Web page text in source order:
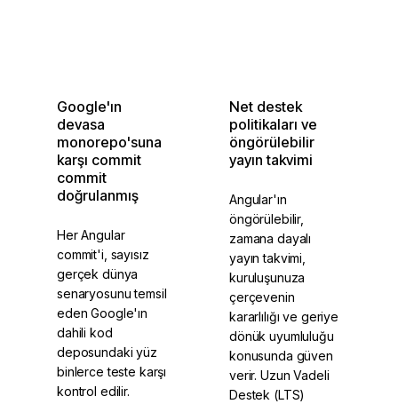
Google'ın
devasa
monorepo'suna
karşı commit
commit
doğrulanmış
Her Angular
commit'i, sayısız
gerçek dünya
senaryosunu temsil
eden Google'ın
dahili kod
deposundaki yüz
binlerce teste karşı
kontrol edilir.
Net destek
politikaları ve
öngörülebilir
yayın takvimi
Angular'ın
öngörülebilir,
zamana dayalı
yayın takvimi,
kuruluşunuza
çerçevenin
kararlılığı ve geriye
dönük uyumluluğu
konusunda güven
verir. Uzun Vadeli
Destek (LTS)